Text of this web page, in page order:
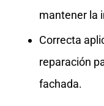
mantener la
Correcta
reparación
fachada.